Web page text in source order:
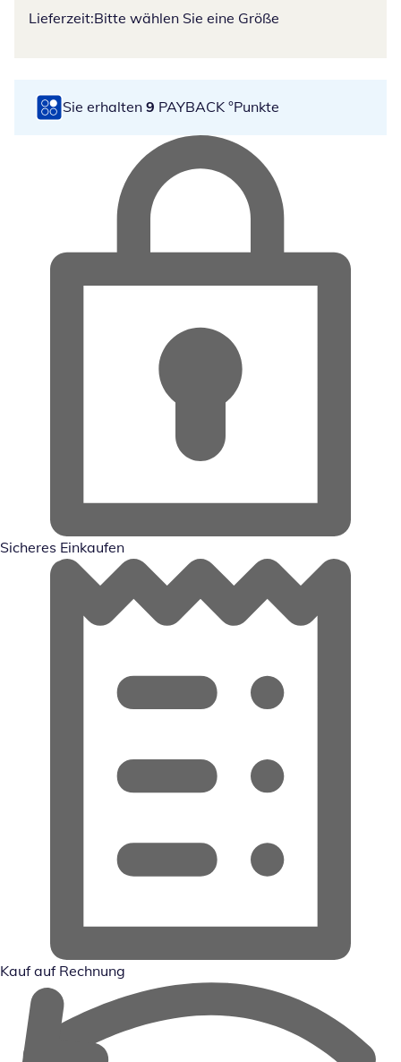
Lieferzeit:Bitte wählen Sie eine Größe
Sie erhalten 9 PAYBACK °Punkte
Sicheres Einkaufen
Kauf auf Rechnung